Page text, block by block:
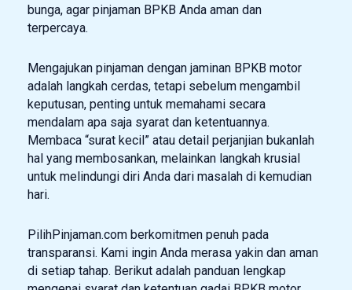
bunga, agar pinjaman BPKB Anda aman dan
terpercaya.
Mengajukan pinjaman dengan jaminan BPKB motor
adalah langkah cerdas, tetapi sebelum mengambil
keputusan, penting untuk memahami secara
mendalam apa saja syarat dan ketentuannya.
Membaca “surat kecil” atau detail perjanjian bukanlah
hal yang membosankan, melainkan langkah krusial
untuk melindungi diri Anda dari masalah di kemudian
hari.
PilihPinjaman.com berkomitmen penuh pada
transparansi. Kami ingin Anda merasa yakin dan aman
di setiap tahap. Berikut adalah panduan lengkap